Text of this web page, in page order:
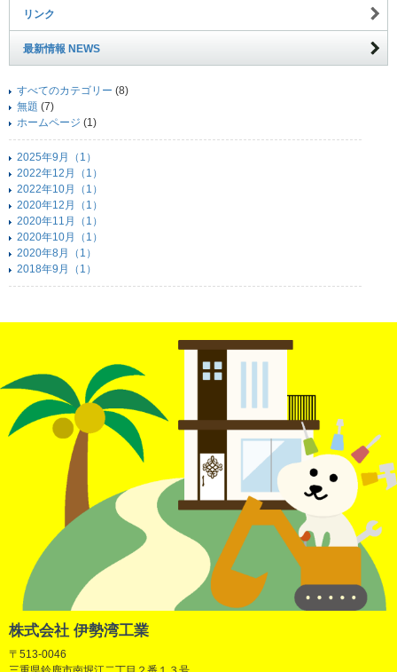
リンク
最新情報 NEWS
すべてのカテゴリー (8)
無題 (7)
ホームページ (1)
2025年9月（1）
2022年12月（1）
2022年10月（1）
2020年12月（1）
2020年11月（1）
2020年10月（1）
2020年8月（1）
2018年9月（1）
株式会社 伊勢湾工業
〒513-0046